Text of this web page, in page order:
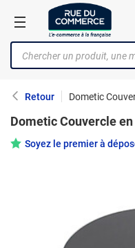
Retour Dometic
Dometic Couvercle
Soyez le premier à